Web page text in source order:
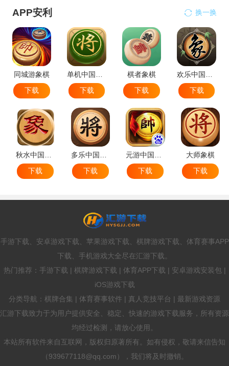
APP安利 换一换
同城游象棋
下载
单机中国象棋
下载
棋者象棋
下载
欢乐中国象棋
下载
秋水中国象棋
下载
多乐中国象棋
下载
元游中国象棋
下载
大师象棋
下载
手游下载、安卓游戏下载、苹果游戏下载、棋牌游戏下载、体育赛事APP
下载、手机游戏大全尽在汇游下载。
热门推荐：手游下载 | 棋牌游戏下载 | 体育APP下载 | 安卓游戏安装包 |
iOS游戏下载
分类导航：棋牌合集 | 体育赛事软件 | 真人竞技平台 | 最新游戏资源
汇游下载致力于为用户提供安全、稳定、快速的游戏下载服务，所有资源
均经过检测，请放心使用。
本站所有软件来自互联网，版权归原著所有。如有侵权，敬请来信告知
（939677118@qq.com），我们将及时撤销。